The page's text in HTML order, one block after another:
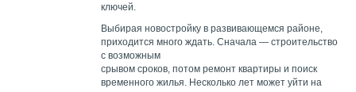
ключей.
Выбирая новостройку в развивающемся районе,
приходится много ждать. Сначала — строительство
с возможным
срывом сроков, потом ремонт квартиры и поиск
временного жилья. Несколько лет может уйти на